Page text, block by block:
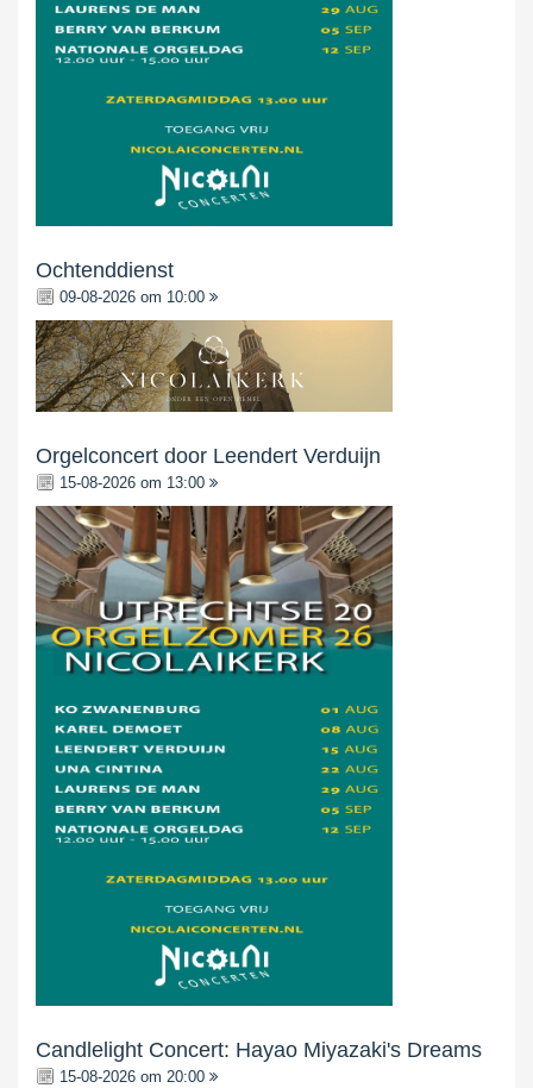
Ochtenddienst
09-08-2026 om 10:00
Orgelconcert door Leendert Verduijn
15-08-2026 om 13:00
Candlelight Concert: Hayao Miyazaki's Dreams
15-08-2026 om 20:00